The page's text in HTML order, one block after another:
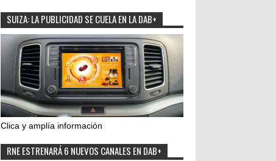
SUIZA: LA PUBLICIDAD SE CUELA EN LA DAB+
Clica y amplía información
RNE ESTRENARÁ 6 NUEVOS CANALES EN DAB+